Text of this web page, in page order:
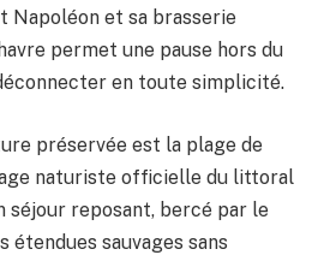
Napoléon et sa brasserie
permet une pause hors du
en toute simplicité.
préservée est la plage de
naturiste officielle du littoral
séjour reposant, bercé par le
étendues sauvages sans